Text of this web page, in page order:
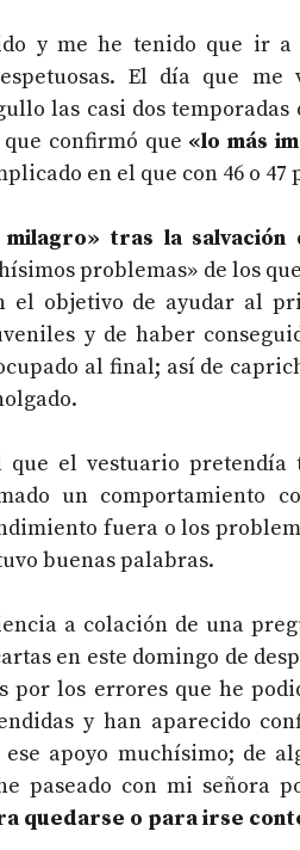
y me he tenido que ir
El día que
las casi dos temporadas
confirmó que «lo más
en el que con 46 o
milagro» tras la
problemas» de los
el objetivo de ayudar al
y de haber
al final; así de
que el vestuario
un comportamiento
fuera o los
buenas palabras.
a colación de una
en este domingo de
por los errores que he
y han aparecido
apoyo muchísimo; de
paseado con mi señora
quedarse o para irse